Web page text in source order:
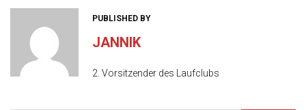
PUBLISHED BY
JANNIK
2. Vorsitzender des Laufclubs